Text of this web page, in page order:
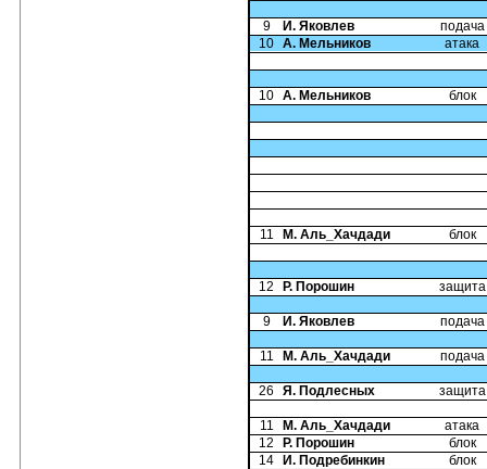
9 И. Яковлев
подача
10 А. Мельников атака
10 А. Мельников блок
11 М. Аль_Хачдади блок
12 Р. Порошин защита
9 И. Яковлев подача
11 М. Аль_Хачдади подача
26 Я. Подлесных защита
11 М. Аль_Хачдади
атака
12
Р. Порошин
блок
14
И. Подребинкин
блок